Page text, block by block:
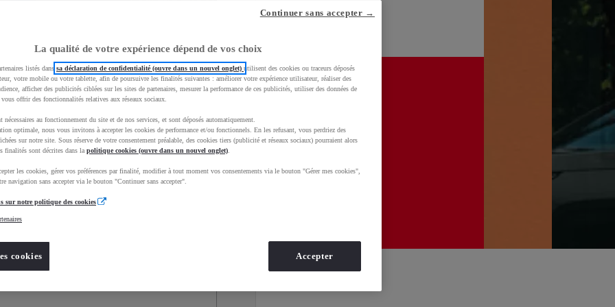
Services Concession
Occasions
La qualité de votre expérience dépend de vos choix
listés dans sa déclaration de confidentialité (ouvre dans un nouvel onglet) utilisent des cookies ou traceurs déposés
votre mobile ou votre tablette, afin de poursuivre les finalités suivantes : améliorer votre expérience utilisateur, réaliser des
afficher des publicités ciblées sur les sites de partenaires, mesurer la performance de ces publicités, utiliser des données de
offrir des fonctionnalités relatives aux réseaux sociaux.
nécessaires au fonctionnement du site et de nos services, et sont déposés automatiquement.
optimale, nous vous invitons à accepter les cookies de performance et/ou fonctionnels. En les refusant, vous perdriez des
sur notre site. Sous réserve de votre consentement préalable, des cookies tiers (publicité et réseaux sociaux) pourraient alors
finalités sont décrites dans la politique cookies (ouvre dans un nouvel onglet)
les cookies, gérer vos préférences par finalité, modifier à tout moment vos consentements via le bouton "Gérer mes cookies",
navigation sans accepter via le bouton "Continuer sans accepter".
sur notre politique des cookies
cookies
Continuer sans accepter →
Accepter